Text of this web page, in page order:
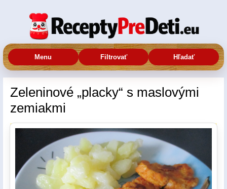
Menu Filtrovať Hľadať
Zeleninové „placky“ s maslovými
zemiakmi